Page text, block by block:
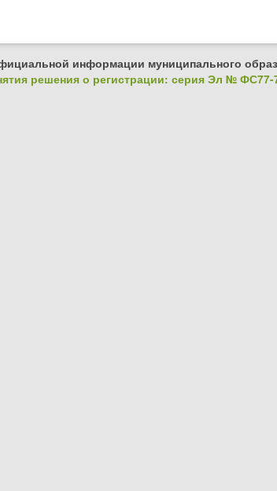
информации муниципального
решения о регистрации: серия Эл № ФС77-